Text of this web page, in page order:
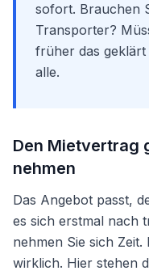
sofort. Brauchen
Transporter?
früher das
alle.
Den Mietvertrag
nehmen
Das Angebot passt,
es sich erstmal nach
nehmen Sie sich
wirklich. Hier stehen